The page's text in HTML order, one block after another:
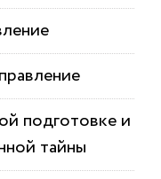
подготовке и
тайны